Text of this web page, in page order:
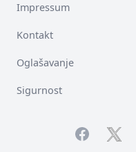
Impressum
Kontakt
Oglašavanje
Sigurnost
Facebook